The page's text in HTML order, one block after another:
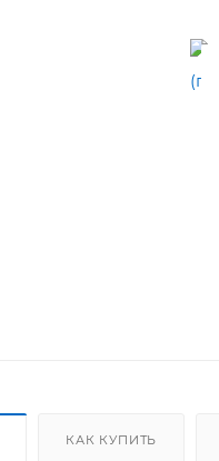
КАК КУПИТЬ